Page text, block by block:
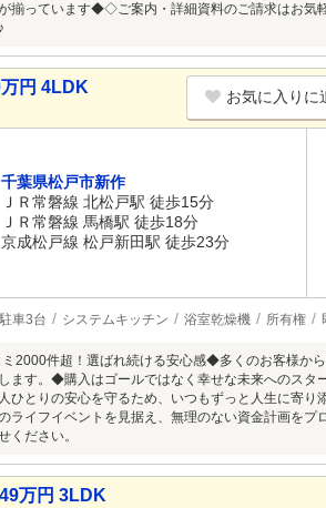
揃っています◆◇ご案内・詳細資料のご請求はお
円 4LDK お気に入りに
千葉県松戸市新作
ＪＲ常磐線 北松戸駅 徒歩15分
ＪＲ常磐線 馬橋駅 徒歩18分
京成松戸線 松戸新田駅 徒歩23分
駐車3台 システムキッチン 浴室乾燥機 所有権
2000件超！選ばれ続ける安心感◆多くのお客様か
ます。◆購入はゴールではなく幸せな未来へのス
ひとりの安心を守るため、いつもずっと人生に寄
ライフイベントを見据え、無理のない資金計画を
ください。
万円 3LDK